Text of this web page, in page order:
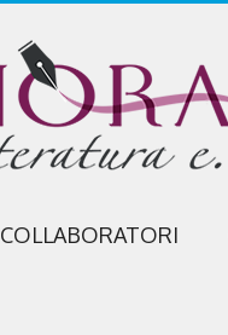
COLLABORATORI